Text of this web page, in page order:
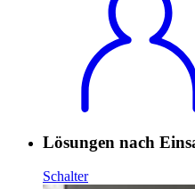
Lösungen nach
Schalter